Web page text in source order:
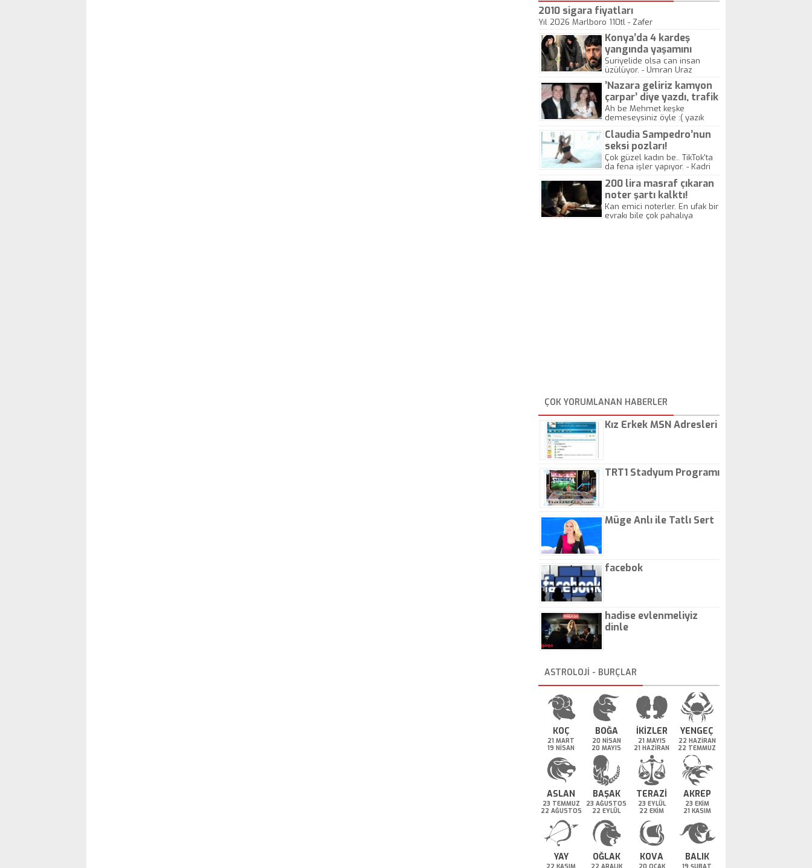
2010 sigara fiyatları
Yıl 2026 Marlboro 110tl - Zafer
Konya’da 4 kardeş
yangında yaşamını
yitirdi
Suriyelide olsa can insan
üzülüyor. - Umran Uraz
’Nazara geliriz kamyon
çarpar’ diye yazdı, trafik
kazasında öldü!
Ah be Mehmet keşke
demeseysiniz öyle :( yazık
Claudia Sampedro’nun
seksi pozları!
Çok güzel kadın be.. TikTok'ta
da fena işler yapıyor. - Kadri
200 lira masraf çıkaran
noter şartı kalktı!
Kan emici noterler. En ufak bir
evrakı bile çok pahalıya
ÇOK YORUMLANAN HABERLER
Kız Erkek MSN Adresleri
TRT1 Stadyum Programı
Müge Anlı ile Tatlı Sert
facebok
hadise evlenmeliyiz
dinle
ASTROLOJİ - BURÇLAR
KOÇ
21 MART
19 NİSAN
BOĞA
20 NİSAN
20 MAYIS
İKİZLER
21 MAYIS
21 HAZİRAN
YENGEÇ
22 HAZİRAN
22 TEMMUZ
ASLAN
23 TEMMUZ
22 AĞUSTOS
BAŞAK
23 AĞUSTOS
22 EYLÜL
TERAZİ
23 EYLÜL
22 EKİM
AKREP
23 EKİM
21 KASIM
YAY OĞLAK KOVA BALIK